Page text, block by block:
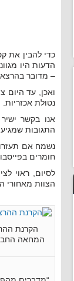
כדי להבין את
הדעות היו
– מדובר
ואכן, עד היום
נטולת אכזריות.
אנו בקשר
התגובות
נשמח אם
חומרים
לסיום, ראוי
הצוות מאחורי
הקרנת
המחאה